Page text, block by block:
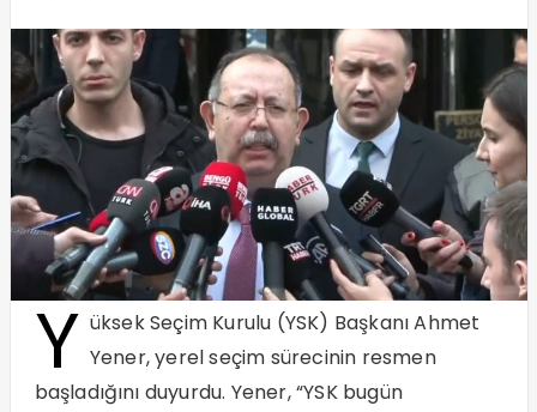
Y üksek Seçim Kurulu (YSK) Başkanı Ahmet
Yener, yerel seçim sürecinin resmen
başladığını duyurdu. Yener, “YSK bugün